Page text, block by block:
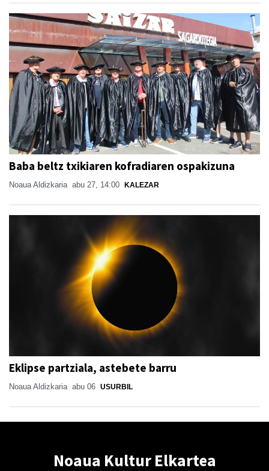
Baba beltz txikiaren kofradiaren ospakizuna
Noaua Aldizkaria abu 27, 14:00 KALEZAR
Eklipse partziala, astebete barru
Noaua Aldizkaria abu 06 USURBIL
Noaua Kultur Elkartea